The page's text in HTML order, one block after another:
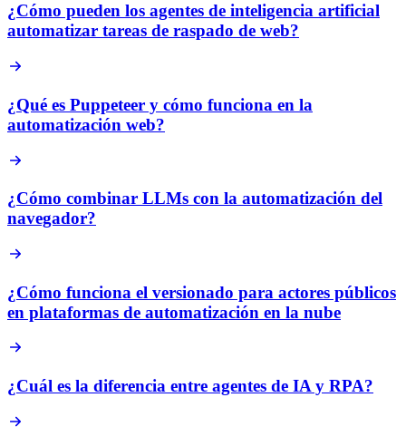
¿Cómo pueden los agentes de inteligencia artificial
automatizar tareas de raspado de web?
¿Qué es Puppeteer y cómo funciona en la
automatización web?
¿Cómo combinar LLMs con la automatización del
navegador?
¿Cómo funciona el versionado para actores públicos
en plataformas de automatización en la nube
¿Cuál es la diferencia entre agentes de IA y RPA?